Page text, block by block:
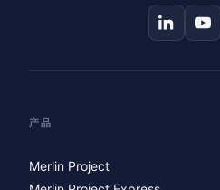
产品
Merlin Project